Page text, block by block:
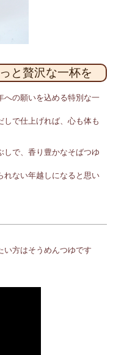
と贅沢な一杯を
への願いを込める特別な一
しで仕上げれば、心も体も
しで、香り豊かなそばつゆ
れない年越しになると思い
い方はそうめんつゆです